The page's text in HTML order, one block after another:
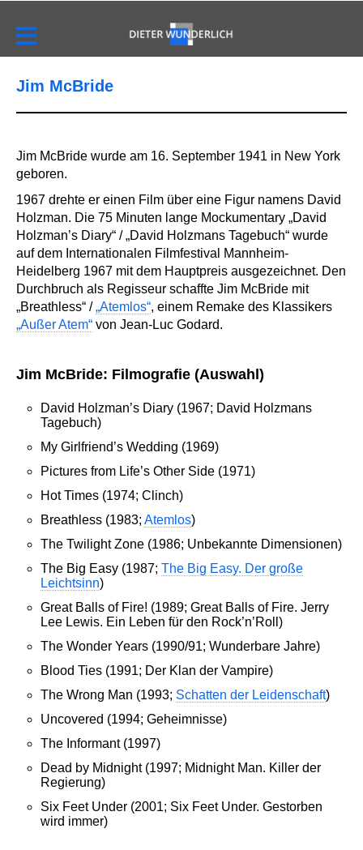
Jim McBride
Jim McBride wurde am 16. September 1941 in New York
geboren.
1967 drehte er einen Film über eine Figur namens David
Holzman. Die 75 Minuten lange Mockumentary „David
Holzman’s Diary“ / „David Holzmans Tagebuch“ wurde
auf dem Internationalen Filmfestival Mannheim-
Heidelberg 1967 mit dem Hauptpreis ausgezeichnet. Den
Durchbruch als Regisseur schaffte Jim McBride mit
„Breathless“ /„Atemlos“, einem Remake des Klassikers
„Außer Atem“ von Jean-Luc Godard.
Jim McBride: Filmografie (Auswahl)
David Holzman’s Diary (1967; David Holzmans
Tagebuch)
My Girlfriend’s Wedding (1969)
Pictures from Life’s Other Side (1971)
Hot Times (1974; Clinch)
Breathless (1983; Atemlos)
The Twilight Zone (1986; Unbekannte Dimensionen)
The Big Easy (1987; The Big Easy. Der große
Leichtsinn)
Great Balls of Fire! (1989; Great Balls of Fire. Jerry
Lee Lewis. Ein Leben für den Rock’n’Roll)
The Wonder Years (1990/91; Wunderbare Jahre)
Blood Ties (1991; Der Klan der Vampire)
The Wrong Man (1993; Schatten der Leidenschaft)
Uncovered (1994; Geheimnisse)
The Informant (1997)
Dead by Midnight (1997; Midnight Man. Killer der
Regierung)
Six Feet Under (2001; Six Feet Under. Gestorben
wird immer)